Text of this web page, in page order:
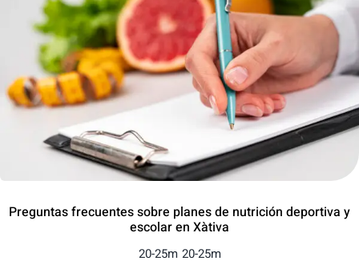
Preguntas frecuentes sobre planes de nutrición deportiva y
escolar en Xàtiva
20-25m 20-25m